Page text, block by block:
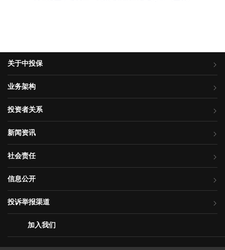
关于中投保
业务架构
投资者关系
新闻资讯
社会责任
信息公开
投诉举报渠道
加入我们